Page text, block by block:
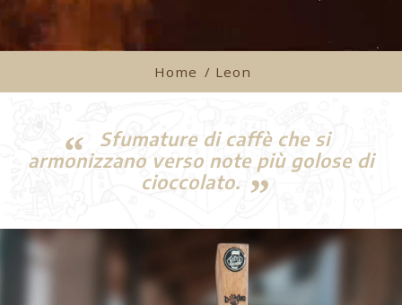
Home / Leon
Sfumature di caffè che si
armonizzano verso note più golose di
cioccolato.